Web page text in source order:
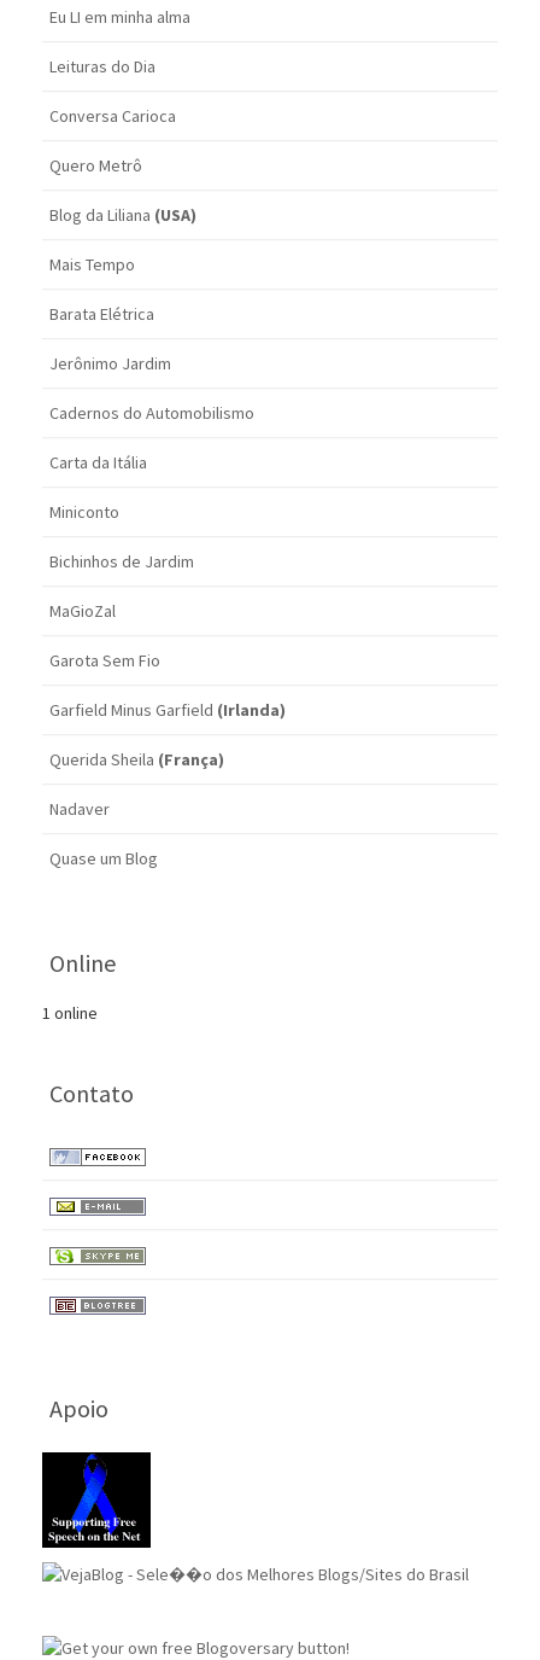
Eu LI em minha alma
Leituras do Dia
Conversa Carioca
Quero Metrô
Blog da Liliana (USA)
Mais Tempo
Barata Elétrica
Jerônimo Jardim
Cadernos do Automobilismo
Carta da Itália
Miniconto
Bichinhos de Jardim
MaGioZal
Garota Sem Fio
Garfield Minus Garfield (Irlanda)
Querida Sheila (França)
Nadaver
Quase um Blog
Online
1 online
Contato
Apoio